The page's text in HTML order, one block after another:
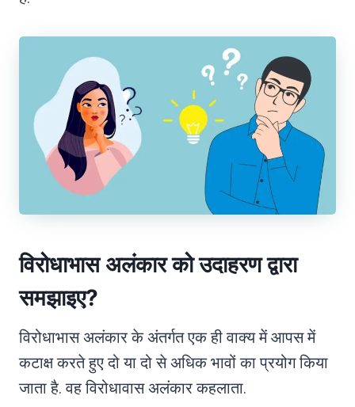
विरोधाभास अलंकार को उदाहरण द्वारा
समझाइए?
विरोधाभास अलंकार के अंतर्गत एक ही वाक्य में आपस में
कटाक्ष करते हुए दो या दो से अधिक भावों का प्रयोग किया
जाता है. वह विरोधावास अलंकार कहलाता.